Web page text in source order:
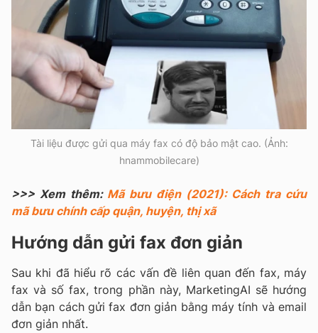
Tài liệu được gửi qua máy fax có độ bảo mật cao. (Ảnh:
hnammobilecare)
>>> Xem thêm: Mã bưu điện (2021): Cách tra cứu
mã bưu chính cấp quận, huyện, thị xã
Hướng dẫn gửi fax đơn giản
Sau khi đã hiểu rõ các vấn đề liên quan đến fax, máy
fax và số fax, trong phần này, MarketingAI sẽ hướng
dẫn bạn cách gửi fax đơn giản bằng máy tính và email
đơn giản nhất.